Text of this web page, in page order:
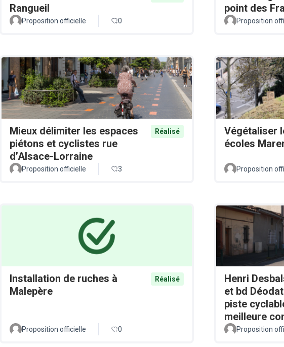
Rangueil
Proposition officielle 0
point des
Proposition
Mieux délimiter les espaces
piétons et cyclistes rue
d’Alsace-Lorraine
Réalisé
Proposition officielle 3
Végétaliser
écoles
Proposition
Installation de ruches à
Malepère
Réalisé
Proposition officielle 0
Henri
et bd
piste
meilleure
Proposition